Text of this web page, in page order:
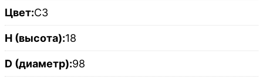
Цвет:C3
H (высота):18
D (диаметр):98